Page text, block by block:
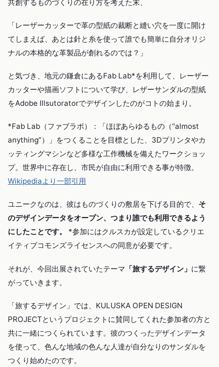
共創するものづくりの在り方を考えた末、
「レーザーカッターで革の型紙の裁断と縫い穴を一度に開け
てしまえば、あとは針と糸を使って誰でも簡単に自分オリジ
ナルの本格的な革製品が創れるのでは？」
と気づき、地元の鎌倉にあるFab Lab*を利用して、レーザー
カッターや描画ソフトについて学び、レザーサンダルの型紙
をAdobe Illsutoratorでデザインしたのがコトの始まり。
*Fab Lab（ファブラボ）：「ほぼあらゆるもの（“almost
anything”）」をつくることを目標とした、3Dプリンタやカ
ッティングマシンなど多様な工作機械を備えたワークショッ
プ。世界中に存在し、市民が自由に利用できる事が特徴。
Wikipediaより一部引用
ユニークなのは、彼はものづくりの敷居を下げる目的で、 そ
のデザインデータをオープン、つまり誰でも利用できるよう
にしたことです。
*参加にはクルスカが設定しているクリエ
イティブコモンズライセンスへの同意が必要です。
それが、今回出展されていたテーマ 「旅するデザイン」 に繋
がっていきます。
「旅するデザイン」では、KULUSKA OPEN DESIGN
PROJECTというプロジェクトに賛同してくれた参加者の方と
共に一緒につくられています。彼のつくったデザインデータ
を使って、色んな地域の色んな人達が自分なりのサンダルを
つくり始めたのです。